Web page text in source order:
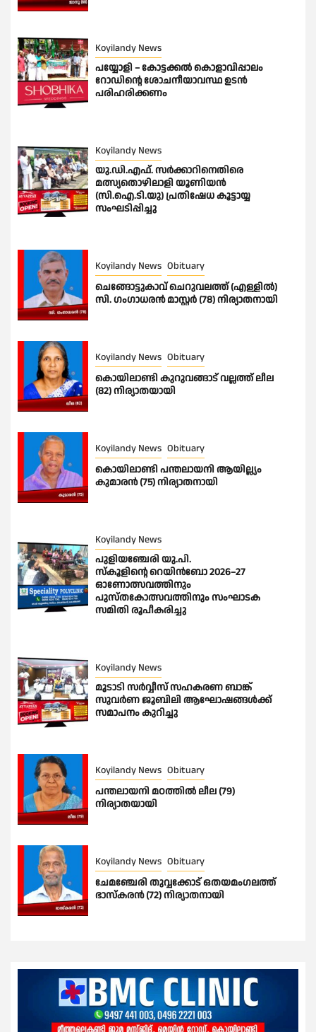
Koyilandy News
പയ്യോളി – കോട്ടക്കൽ കൊളാവിപ്പാലം
റോഡിൻ്റെ ശോചനീയാവസ്ഥ ഉടൻ
പരിഹരിക്കണം
Koyilandy News
യു.ഡി.എഫ്. സർക്കാറിനെതിരെ
മത്സ്യതൊഴിലാളി യൂണിയൻ
(സി.ഐ.ടി.യു) പ്രതിഷേധ കൂട്ടായ്യ
സംഘടിപ്പിച്ചു
Koyilandy News Obituary
ചെങ്ങോട്ടുകാവ് ചെറുവലത്ത് (എള്ളിൽ)
സി. ഗംഗാധരൻ മാസ്റ്റർ (78) നിര്യാതനായി
Koyilandy News Obituary
കൊയിലാണ്ടി കുറുവങ്ങാട് വല്ലത്ത് ലീല
(82) നിര്യാതയായി
Koyilandy News Obituary
കൊയിലാണ്ടി പന്തലായനി ആയില്ല്യം
കുമാരൻ (75) നിര്യാതനായി
Koyilandy News
പുളിയഞ്ചേരി യു.പി.
സ്‌കൂളിന്റെ റെയിൻബോ 2026–27
ഓണോത്സവത്തിനും
പുസ്തകോത്സവത്തിനും സംഘാടക
സമിതി രൂപീകരിച്ചു
Koyilandy News
മൂടാടി സർവ്വീസ് സഹകരണ ബാങ്ക്
സുവർണ ജൂബിലി ആഘോഷങ്ങൾക്ക്
സമാപനം കുറിച്ചു
Koyilandy News Obituary
പന്തലായനി മഠത്തിൽ ലീല (79)
നിര്യാതയായി
Koyilandy News Obituary
ചേമഞ്ചേരി തുവ്വക്കോട് ഒതയമംഗലത്ത്
ഭാസ്കരൻ (72) നിര്യാതനായി